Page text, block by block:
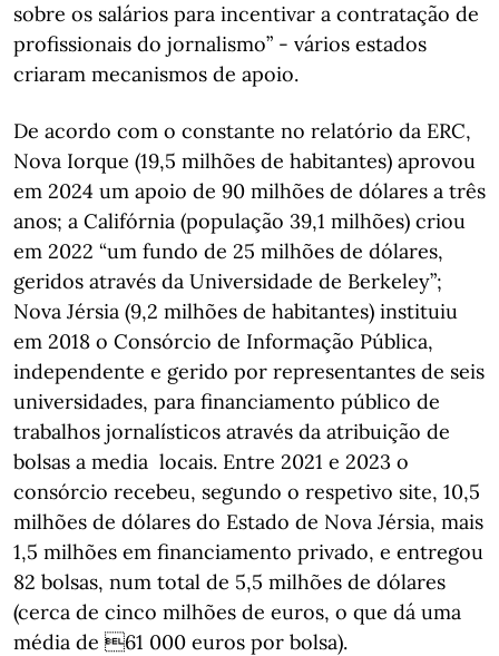
sobre os salários para incentivar a contratação de
profissionais do jornalismo” - vários estados
criaram mecanismos de apoio.
De acordo com o constante no relatório da ERC,
Nova Iorque (19,5 milhões de habitantes) aprovou
em 2024 um apoio de 90 milhões de dólares a três
anos; a Califórnia (população 39,1 milhões) criou
em 2022 “um fundo de 25 milhões de dólares,
geridos através da Universidade de Berkeley”;
Nova Jérsia (9,2 milhões de habitantes) instituiu
em 2018 o Consórcio de Informação Pública,
independente e gerido por representantes de seis
universidades, para financiamento público de
trabalhos jornalísticos através da atribuição de
bolsas a media locais. Entre 2021 e 2023 o
consórcio recebeu, segundo o respetivo site, 10,5
milhões de dólares do Estado de Nova Jérsia, mais
1,5 milhões em financiamento privado, e entregou
82 bolsas, num total de 5,5 milhões de dólares
(cerca de cinco milhões de euros, o que dá uma
média de 61 000 euros por bolsa).